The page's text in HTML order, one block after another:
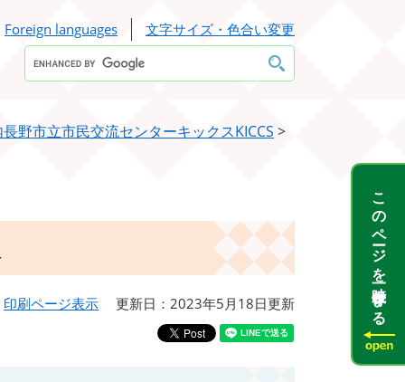
Foreign languages
文字サイズ・色合い変更
Google
カ
ス
索
野市立市民交流センターキックスKICCS >
印刷ページ表示 更新日：2023年5月18日更新 このページを一時保存する